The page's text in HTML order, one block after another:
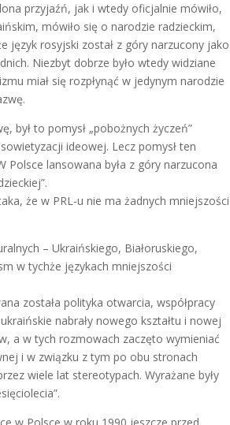
przyjaźń, jak i wtedy oficjalnie mówiło,
mówiło się o narodzie radzieckim,
język rosyjski został z góry narzucony jako
Niezbyt dobrze było wtedy widziane
miał się rozpłynąć w jedynym narodzie
był to pomysł „pobożnych życzeń”
ideowej. Lecz pomysł ten
Polsce lansowana była z góry narzucona
że w PRL-u nie ma żadnych mniejszości
– Ukraińskiego, Białoruskiego,
w tychże językach mniejszości
została polityka otwarcia, współpracy
nabrały nowego kształtu i nowej
a w tych rozmowach zaczęto wymieniać
i w związku z tym po obu stronach
wiele lat stereotypach. Wyrażane były